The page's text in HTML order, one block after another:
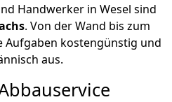
Handwerker in Wesel sind
. Von der Wand bis zum
Aufgaben kostengünstig und
aus.